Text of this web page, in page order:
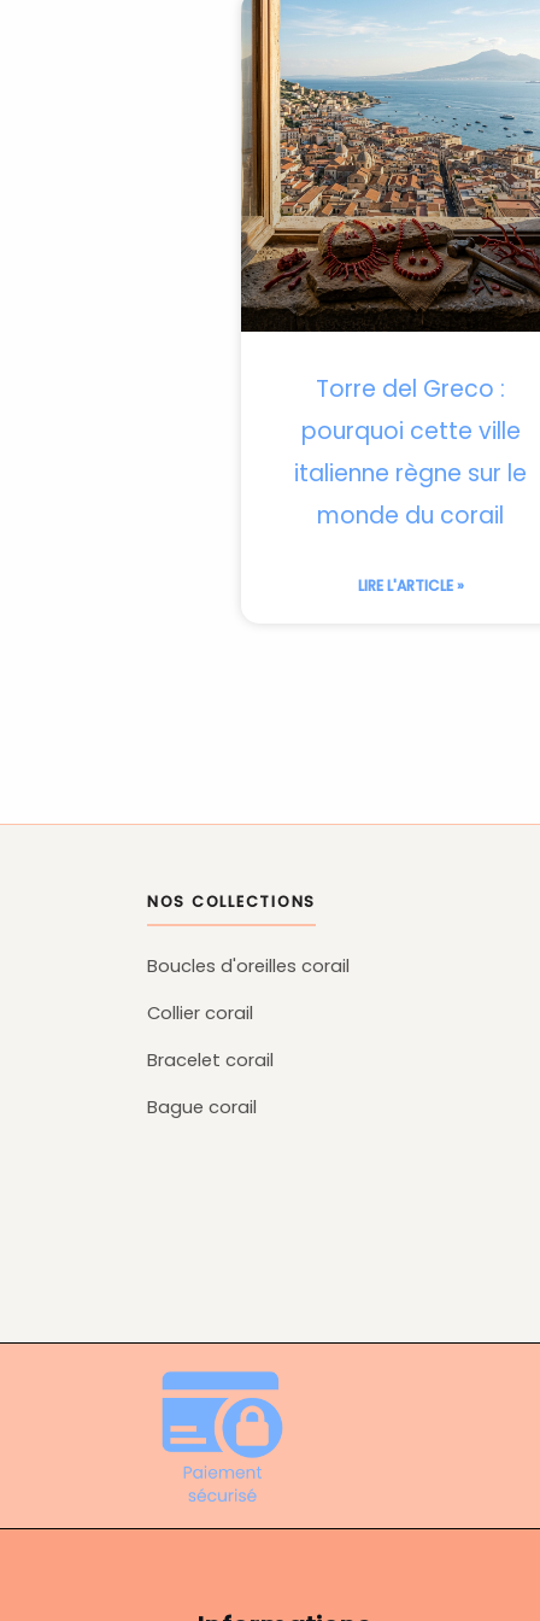
Torre del Greco :
pourquoi cette ville
italienne règne sur le
monde du corail
LIRE L'ARTICLE »
NOS COLLECTIONS
Boucles d'oreilles corail
Collier corail
Bracelet corail
Bague corail